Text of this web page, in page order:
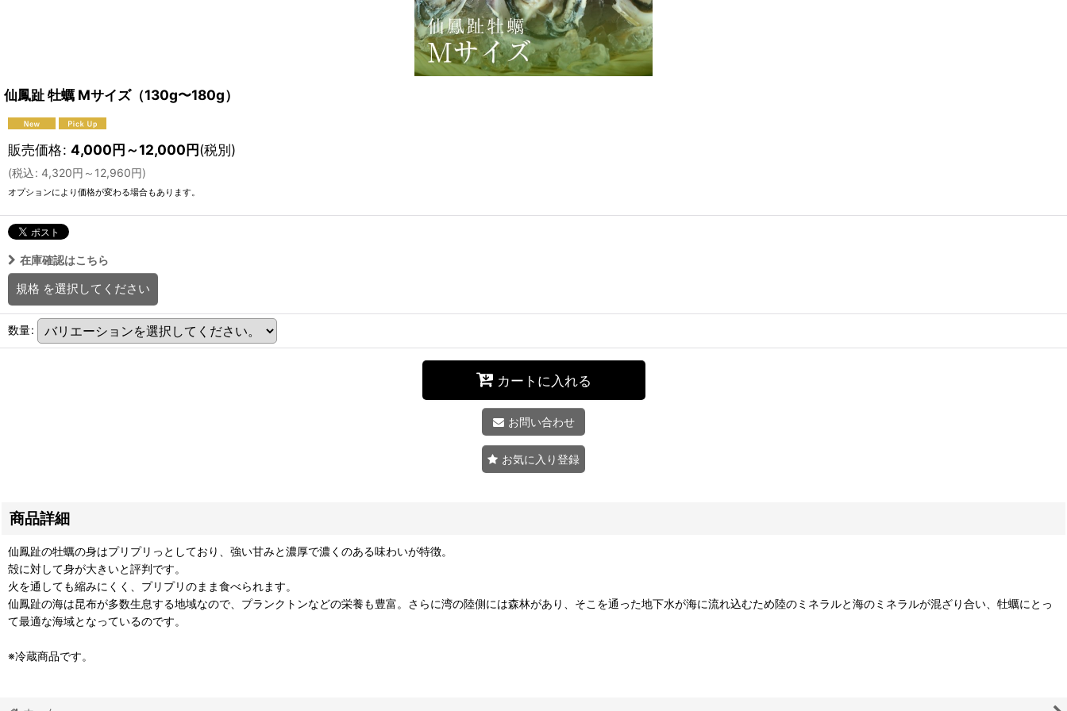
仙鳳趾 牡蠣 Mサイズ（130g〜180g）
販売価格: 4,000円～12,000円(税別)
(税込: 4,320円 ～12,960円)
オプションにより価格が変わる場合もあります。
在庫確認はこちら
規格 を選択してください
数量:
カートに入れる
お問い合わせ
お気に入り登録
商品詳細
仙鳳趾の牡蠣の身はプリプリっとしており、強い甘みと濃厚で濃くのある味わいが特徴。
殻に対して身が大きいと評判です。
火を通しても縮みにくく、プリプリのまま食べられます。
仙鳳趾の海は昆布が多数生息する地域なので、プランクトンなどの栄養も豊富。さらに湾の陸側には森林があり、そこを通った地下水が海に流れ込むため陸のミネラルと海のミネラルが混ざり合い、牡蠣にとっ
て最適な海域となっているのです。
※冷蔵商品です。